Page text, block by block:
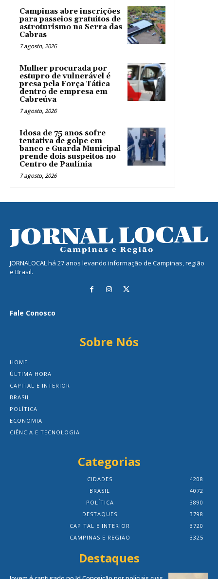
Campinas abre inscrições
para passeios gratuitos de
astroturismo na Serra das
Cabras
7 agosto, 2026
Mulher procurada por
estupro de vulnerável é
presa pela Força Tática
dentro de empresa em
Cabreúva
7 agosto, 2026
Idosa de 75 anos sofre
tentativa de golpe em
banco e Guarda Municipal
prende dois suspeitos no
Centro de Paulínia
7 agosto, 2026
JORNALOCAL há 27 anos levando informação de Campinas, região
e Brasil.
Fale Conosco
Sobre Nós
HOME
ÚLTIMA HORA
CAPITAL E INTERIOR
BRASIL
POLÍTICA
ECONOMIA
CIÊNCIA E TECNOLOGIA
Categorias
CIDADES
4208
BRASIL
4072
POLÍTICA
3890
DESTAQUES
3798
CAPITAL E INTERIOR
3720
CAMPINAS E REGIÃO
3325
Destaques